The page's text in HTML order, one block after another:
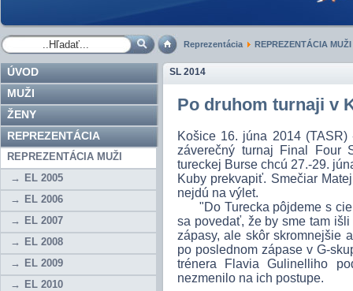
Reprezentácia REPREZENTÁCIA MUŽI
ÚVOD
MUŽI
ŽENY
REPREZENTÁCIA
REPREZENTÁCIA MUŽI
EL 2005
EL 2006
EL 2007
EL 2008
EL 2009
EL 2010
SL 2014
Po druhom turnaji v
Košice 16. júna 2014
záverečný turnaj Final Four
tureckej Burse chcú 27.-29.
Kuby prekvapiť. Smečiar
nejdú na výlet.
"Do Turecka pôjdeme s
sa povedať, že by sme tam
zápasy, ale skôr skromnejšie
po poslednom zápase v G-
trénera Flavia Gulinelliho
nezmenilo na ich postupe.